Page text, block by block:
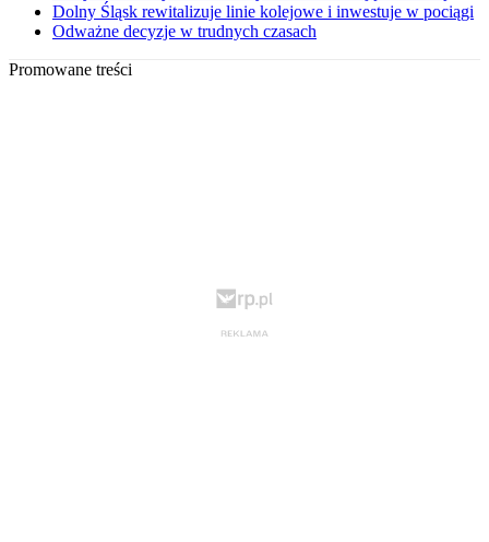
Dolny Śląsk rewitalizuje linie kolejowe i inwestuje w pociągi
Odważne decyzje w trudnych czasach
Promowane treści